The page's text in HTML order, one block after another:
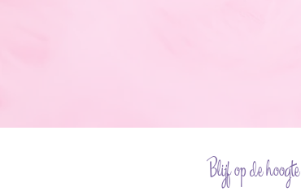
Blijf op de